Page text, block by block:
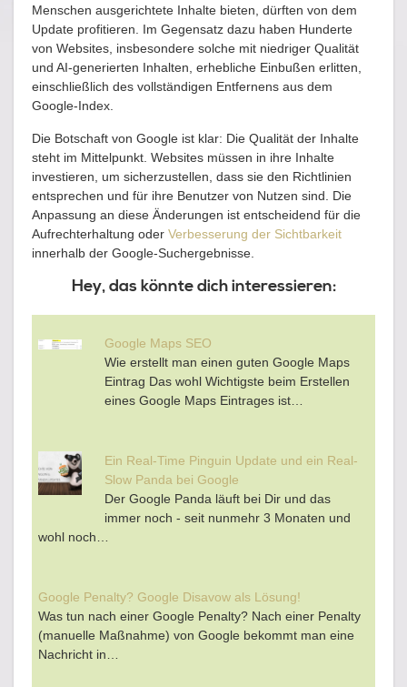
Menschen ausgerichtete Inhalte bieten, dürften von dem
Update profitieren. Im Gegensatz dazu haben Hunderte
von Websites, insbesondere solche mit niedriger Qualität
und AI-generierten Inhalten, erhebliche Einbußen erlitten,
einschließlich des vollständigen Entfernens aus dem
Google-Index​​.
Die Botschaft von Google ist klar: Die Qualität der Inhalte
steht im Mittelpunkt. Websites müssen in ihre Inhalte
investieren, um sicherzustellen, dass sie den Richtlinien
entsprechen und für ihre Benutzer von Nutzen sind. Die
Anpassung an diese Änderungen ist entscheidend für die
Aufrechterhaltung oder Verbesserung der Sichtbarkeit
innerhalb der Google-Suchergebnisse.
Hey, das könnte dich interessieren:
Google Maps SEO
Wie erstellt man einen guten Google Maps
Eintrag Das wohl Wichtigste beim Erstellen
eines Google Maps Eintrages ist…
Ein Real-Time Pinguin Update und ein Real-
Slow Panda bei Google
Der Google Panda läuft bei Dir und das
immer noch - seit nunmehr 3 Monaten und
wohl noch…
Google Penalty? Google Disavow als Lösung!
Was tun nach einer Google Penalty? Nach einer Penalty
(manuelle Maßnahme) von Google bekommt man eine
Nachricht in…